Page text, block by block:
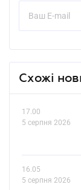
Схожі
17.00
5 серпня 2026
16.05
5 серпня 2026